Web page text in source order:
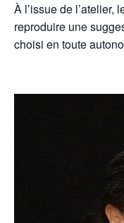
À l’issue de l’atelier,
reproduire une
choisi en toute